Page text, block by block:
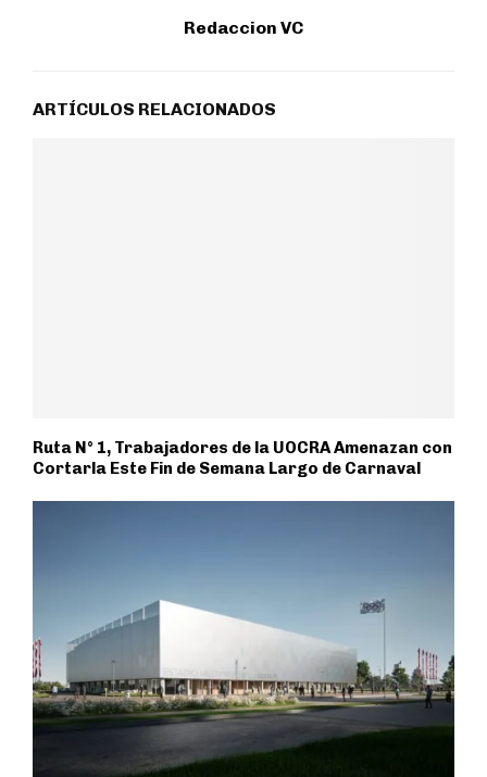
Redaccion VC
ARTÍCULOS RELACIONADOS
Ruta N° 1, Trabajadores de la UOCRA Amenazan con
Cortarla Este Fin de Semana Largo de Carnaval